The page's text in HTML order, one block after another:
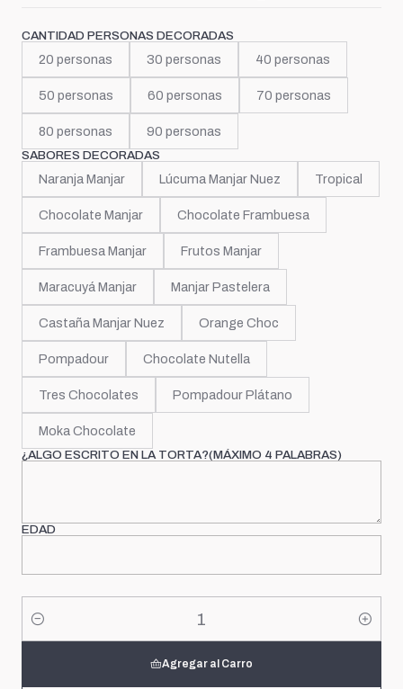
CANTIDAD PERSONAS DECORADAS
20 personas 30 personas 40 personas
50 personas 60 personas 70 personas
80 personas 90 personas
SABORES DECORADAS
Naranja Manjar Lúcuma Manjar Nuez Tropical
Chocolate Manjar Chocolate Frambuesa
Frambuesa Manjar Frutos Manjar
Maracuyá Manjar Manjar Pastelera
Castaña Manjar Nuez Orange Choc
Pompadour Chocolate Nutella
Tres Chocolates Pompadour Plátano
Moka Chocolate
¿ALGO ESCRITO EN LA TORTA?(MÁXIMO 4 PALABRAS)
EDAD
Cantidad
Agregar al Carro